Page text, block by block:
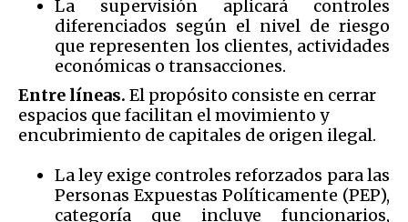
La supervisión aplicará controles
diferenciados según el nivel de riesgo
que representen los clientes, actividades
económicas o transacciones.
Entre líneas. El propósito consiste en cerrar
espacios que facilitan el movimiento y
encubrimiento de capitales de origen ilegal.
La ley exige controles reforzados para las
Personas Expuestas Políticamente (PEP),
categoría que incluye funcionarios,